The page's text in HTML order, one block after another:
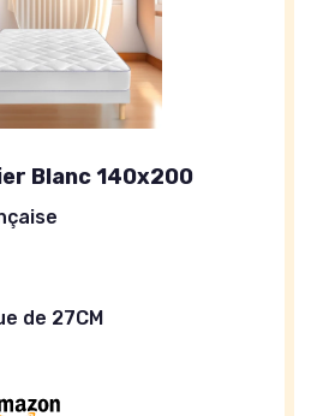
Blanc 140x200
de 27CM